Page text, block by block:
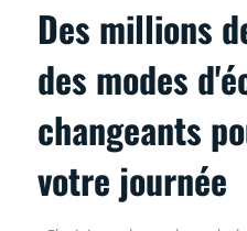
Des millions
des modes
changeants
votre journée